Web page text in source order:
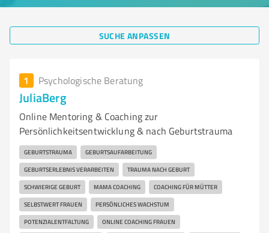
SUCHE ANPASSEN
1 Psychologische Beratung
JuliaBerg
Online Mentoring & Coaching zur
Persönlichkeitsentwicklung & nach Geburtstrauma
GEBURTSTRAUMA GEBURTSAUFARBEITUNG
GEBURTSERLEBNIS VERARBEITEN TRAUMA NACH GEBURT
SCHWIERIGE GEBURT MAMA COACHING COACHING FÜR MÜTTER
SELBSTWERT FRAUEN PERSÖNLICHES WACHSTUM
POTENZIALENTFALTUNG ONLINE COACHING FRAUEN